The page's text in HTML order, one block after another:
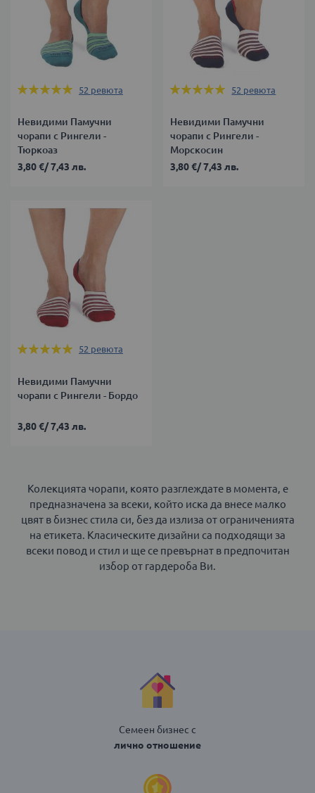
Оценка:
52 ревюта
Невидими Памучни
чорапи с Рингели -
Тюркоаз
3,80 €/7,43 лв.
Оценка:
52 ревюта
Невидими Памучни
чорапи с Рингели -
Морскосин
3,80 €/7,43 лв.
Оценка:
52 ревюта
Невидими Памучни
чорапи с Рингели - Бордо
3,80 €/7,43 лв.
Колекцията чорапи, която разглеждате в момента, е
предназначена за всеки, който иска да внесе малко
цвят в бизнес стила си, без да излиза от ограниченията
на етикета. Класическите дизайни са подходящи за
всеки повод и стил и ще се превърнат в предпочитан
избор от гардероба Ви.
Семеен бизнес с
лично отношение